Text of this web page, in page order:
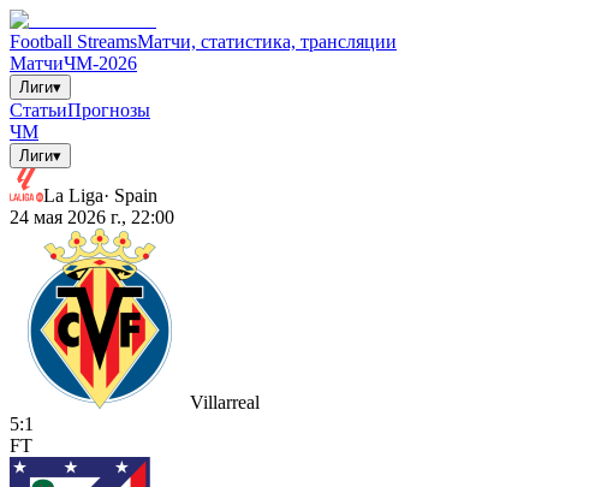
Football StreamsМатчи, статистика, трансляции
МатчиЧМ-2026
Лиги▾
СтатьиПрогнозы
ЧМ
Лиги▾
La Liga· Spain
24 мая 2026 г., 22:00
Villarreal
5:1
FT